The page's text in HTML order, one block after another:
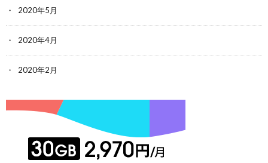
2020年5月
2020年4月
2020年2月